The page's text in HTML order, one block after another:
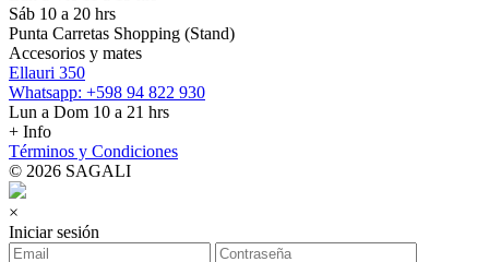
Sáb 10 a 20 hrs
Punta Carretas Shopping (Stand)
Accesorios y mates
Ellauri 350
Whatsapp: +598 94 822 930
Lun a Dom 10 a 21 hrs
+ Info
Términos y Condiciones
© 2026 SAGALI
×
Iniciar sesión